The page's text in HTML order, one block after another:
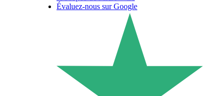
Évaluez-nous sur Google